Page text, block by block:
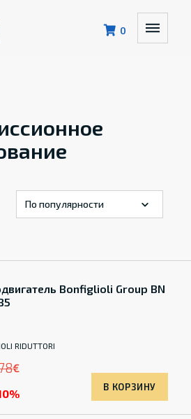
0
Bonfiglioli Group BN
RIDUTTORI
€
В КОРЗИНУ